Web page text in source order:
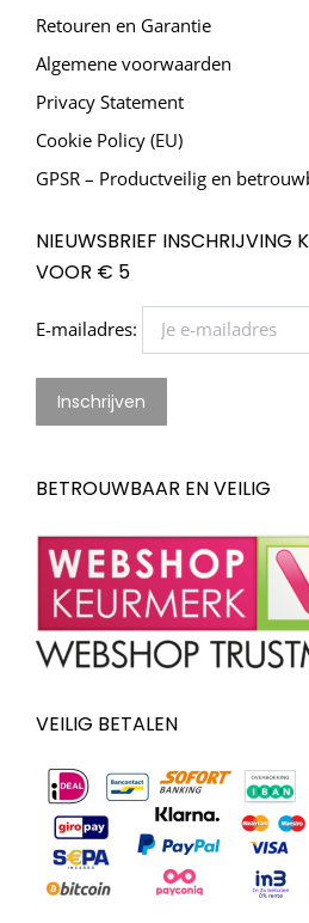
Retouren en Garantie
Algemene voorwaarden
Privacy Statement
Cookie Policy (EU)
GPSR – Productveilig en
NIEUWSBRIEF INSCHRIJVING
VOOR € 5
E-mailadres:
BETROUWBAAR EN VEILIG
VEILIG BETALEN